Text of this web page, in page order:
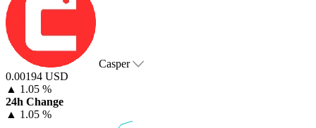
Casper
0.00194 USD
▲ 1.05 %
24h Change
▲ 1.05 %